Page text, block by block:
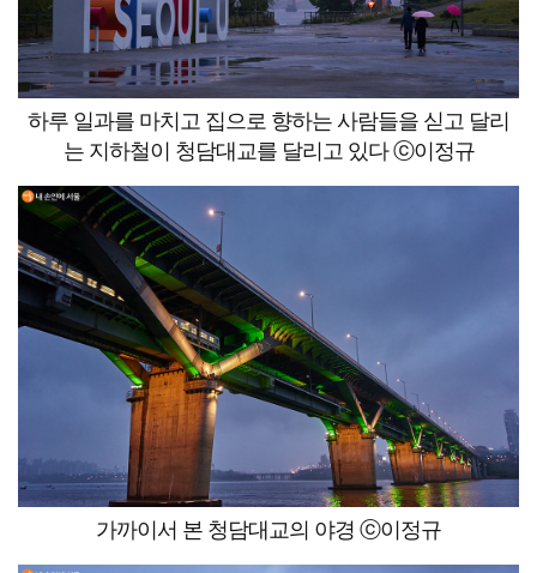
하루 일과를 마치고 집으로 향하는 사람들을 싣고 달리
는 지하철이 청담대교를 달리고 있다 ⓒ이정규
가까이서 본 청담대교의 야경 ⓒ이정규